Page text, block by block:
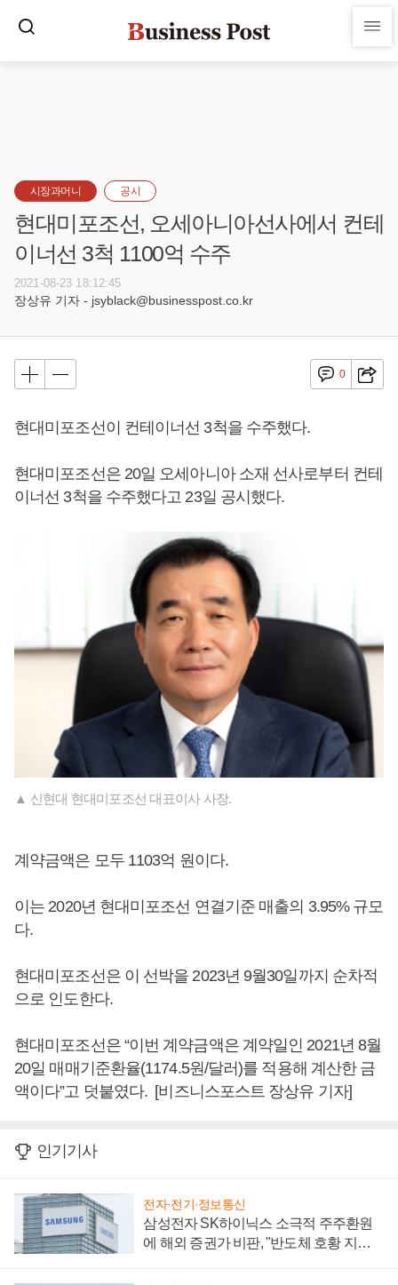
시장과머니 공시
현대미포조선, 오세아니아선사에서 컨테
이너선 3척 1100억 수주
2021-08-23 18:12:45
장상유 기자 - jsyblack@businesspost.co.kr
0
현대미포조선이 컨테이너선 3척을 수주했다.
현대미포조선은 20일 오세아니아 소재 선사로부터 컨테
이너선 3척을 수주했다고 23일 공시했다.
▲ 신현대 현대미포조선 대표이사 사장.
계약금액은 모두 1103억 원이다.
이는 2020년 현대미포조선 연결기준 매출의 3.95% 규모
다.
현대미포조선은 이 선박을 2023년 9월30일까지 순차적
으로 인도한다.
현대미포조선은 “이번 계약금액은 계약일인 2021년 8월
20일 매매기준환율(1174.5원/달러)를 적용해 계산한 금
액이다”고 덧붙였다. [비즈니스포스트 장상유 기자]
인기기사
전자·전기·정보통신
삼성전자 SK하이닉스 소극적 주주환원
에 해외 증권가 비판, "반도체 호황 지속